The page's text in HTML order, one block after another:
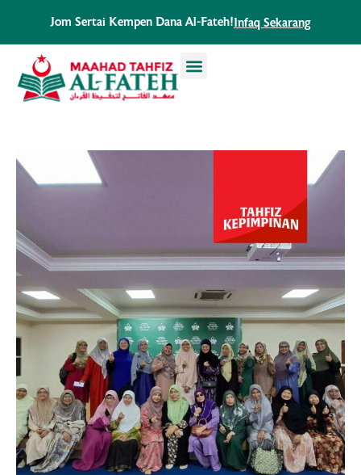
content
Jom Sertai Kempen Dana Al-Fateh!Infaq Sekarang